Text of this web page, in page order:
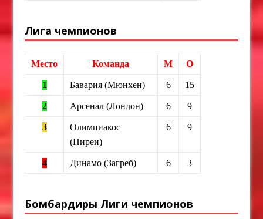
Лига чемпионов
Место Команда М О
1 Бавария (Мюнхен) 6 15
2 Арсенал (Лондон) 6 9
3
Олимпиакос
(Пиреи)
6 9
4 Динамо (Загреб) 6 3
Бомбардиры Лиги чемпионов